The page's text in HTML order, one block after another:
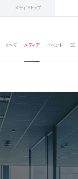
メディアトップ
すべて メディア イベント EC